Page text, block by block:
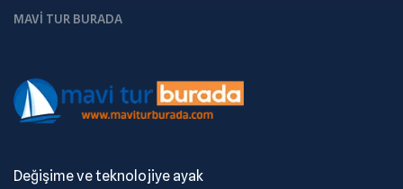
MAVI TUR BURADA
Değişime ve teknolojiye ayak